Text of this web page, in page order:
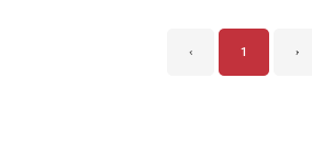
‹ 1 ›